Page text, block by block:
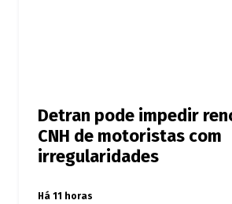
Detran pode impedir
CNH de motoristas com
irregularidades
Há 11 horas